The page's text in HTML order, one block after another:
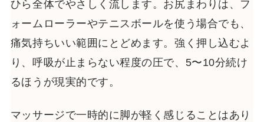
ひら全体でやさしく流します。お尻まわりは、フ
ォームローラーやテニスボールを使う場合でも、
痛気持ちいい範囲にとどめます。強く押し込むよ
り、呼吸が止まらない程度の圧で、5〜10分続け
るほうが現実的です。
マッサージで一時的に脚が軽く感じることはあり